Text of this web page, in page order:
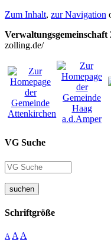
Zum Inhalt, zur Navigation
Verwaltungsgemeinschaft
zolling.de/
VG Suche
suchen
Schriftgröße
A A A